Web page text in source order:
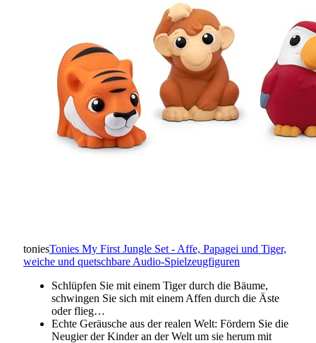
toniesTonies My First Jungle Set - Affe, Papagei und Tiger,
weiche und quetschbare Audio-Spielzeugfiguren
Schlüpfen Sie mit einem Tiger durch die Bäume,
schwingen Sie sich mit einem Affen durch die Äste
oder flieg…
Echte Geräusche aus der realen Welt: Fördern Sie die
Neugier der Kinder an der Welt um sie herum mit